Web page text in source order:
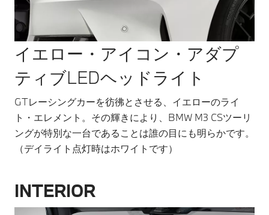
イエロー・アイコン・アダプ
ティブLEDヘッドライト
GTレーシングカーを彷彿とさせる、イエローのライ
ト・エレメント。その輝きにより、BMW M3 CSツーリ
ングが特別な一台であることは誰の目にも明らかです。
（デイライト点灯時はホワイトです）
INTERIOR